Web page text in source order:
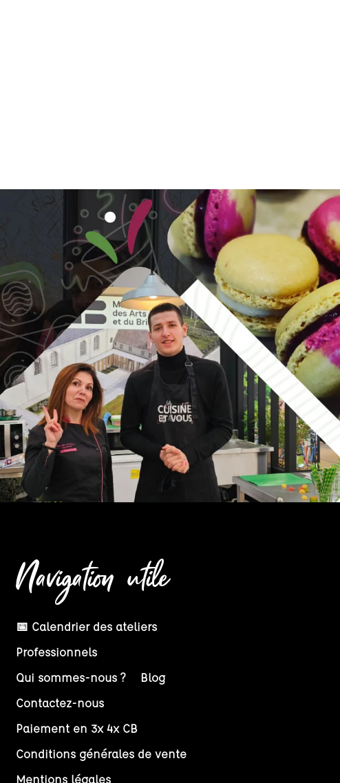
Navigation utile
📅 Calendrier des ateliers
Professionnels
Qui sommes-nous ?
Blog
Contactez-nous
Paiement en 3x 4x CB
Conditions générales de vente
Mentions légales